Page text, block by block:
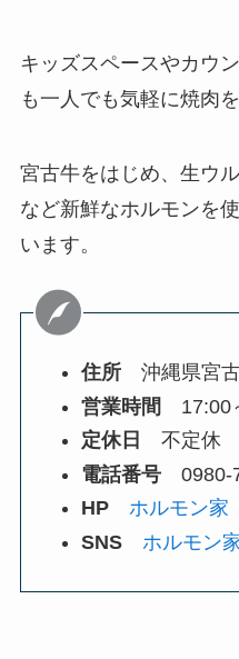
キッズスペースやカウ
も一人でも気軽に焼肉
宮古牛をはじめ、生ウ
など新鮮なホルモンを
います。
住所沖縄県宮古
営業時間 17:00
定休日
不定休
電話番号0980-
HP
ホルモン家
SNS
ホルモン